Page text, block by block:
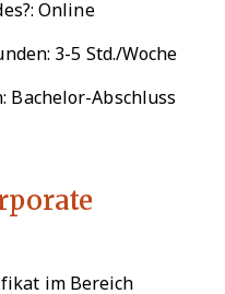
Online
3-5 Std./Woche
Bachelor-Abschluss
im Bereich